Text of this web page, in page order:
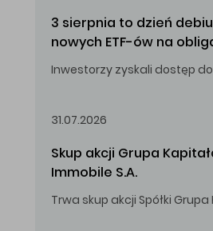
3 sierpnia to dzień
nowych ETF-ów na
31.07.2026
Skup akcji Grupa
Immobile S.A.
Trwa skup akcji Spółki